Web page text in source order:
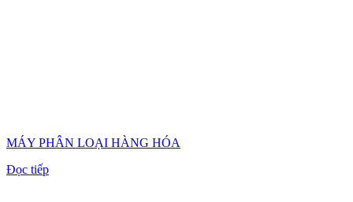
MÁY PHÂN LOẠI HÀNG HÓA
Đọc tiếp